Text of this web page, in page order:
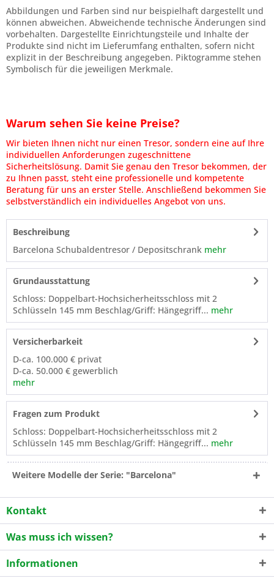
Abbildungen und Farben sind nur beispielhaft dargestellt und
können abweichen. Abweichende technische Änderungen sind
vorbehalten. Dargestellte Einrichtungsteile und Inhalte der
Produkte sind nicht im Lieferumfang enthalten, sofern nicht
explizit in der Beschreibung angegeben. Piktogramme stehen
Symbolisch für die jeweiligen Merkmale.
Warum sehen Sie keine Preise?
Wir bieten Ihnen nicht nur einen Tresor, sondern eine auf Ihre
individuellen Anforderungen zugeschnittene
Sicherheitslösung. Damit Sie genau den Tresor bekommen, der
zu Ihnen passt, steht eine professionelle und kompetente
Beratung für uns an erster Stelle. Anschließend bekommen Sie
selbstverständlich ein individuelles Angebot von uns.
Beschreibung
Barcelona Schubaldentresor / Depositschrank mehr
Grundausstattung
Schloss: Doppelbart-Hochsicherheitsschloss mit 2
Schlüsseln 145 mm Beschlag/Griff: Hängegriff... mehr
Versicherbarkeit
D-ca. 100.000 € privat
D-ca. 50.000 € gewerblich
mehr
Fragen zum Produkt
Schloss: Doppelbart-Hochsicherheitsschloss mit 2
Schlüsseln 145 mm Beschlag/Griff: Hängegriff... mehr
Weitere Modelle der Serie: "Barcelona"
Kontakt
Was muss ich wissen?
Informationen